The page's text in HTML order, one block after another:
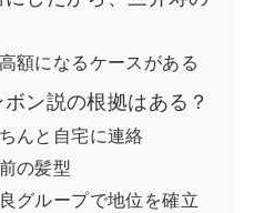
額になるケースがある
ン説の根拠はある？
んと自宅に連絡
の髪型
グループで地位を確立